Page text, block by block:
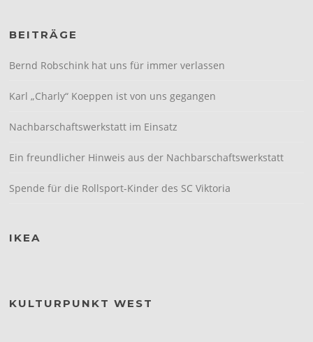
BEITRÄGE
Bernd Robschink hat uns für immer verlassen
Karl „Charly“ Koeppen ist von uns gegangen
Nachbarschaftswerkstatt im Einsatz
Ein freundlicher Hinweis aus der Nachbarschaftswerkstatt
Spende für die Rollsport-Kinder des SC Viktoria
IKEA
KULTURPUNKT WEST